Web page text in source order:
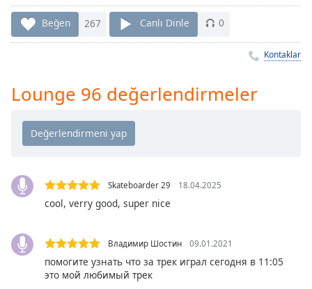
Playback
Rate
Descriptions
descriptions
off,
Subtitles
subtitles
opens
subtitles
settings
Beğen 267 Canlı Dinle 0
Kontaklar
Lounge 96 değerlendirmeler
Skateboarder 29 18.04.2025
cool, verry good, super nice
Владимир Шостин 09.01.2021
помогите узнать что за трек играл сегодня в 11:05
это мой любимый трек